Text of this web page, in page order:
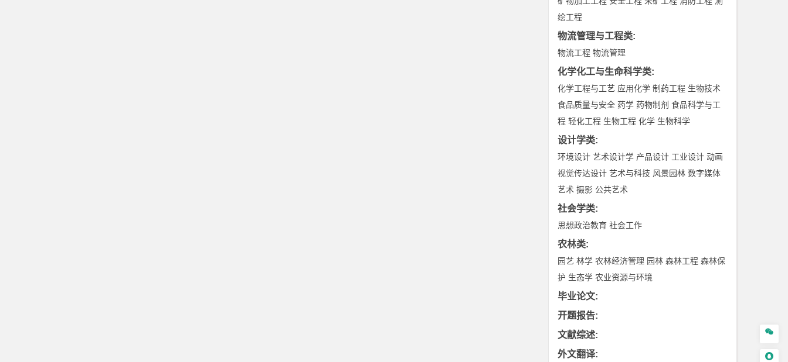
绘工程
物流管理与工程类:
物流工程 物流管理
化学化工与生命科学类:
化学工程与工艺 应用化学 制药工程 生物技术
食品质量与安全 药学 药物制剂 食品科学与工
程 轻化工程 生物工程 化学 生物科学
设计学类:
环境设计 艺术设计学 产品设计 工业设计 动画
视觉传达设计 艺术与科技 风景园林 数字媒体
艺术 摄影 公共艺术
社会学类:
思想政治教育 社会工作
农林类:
园艺 林学 农林经济管理 园林 森林工程 森林保
护 生态学 农业资源与环境
毕业论文:
开题报告:
文献综述:
外文翻译:

